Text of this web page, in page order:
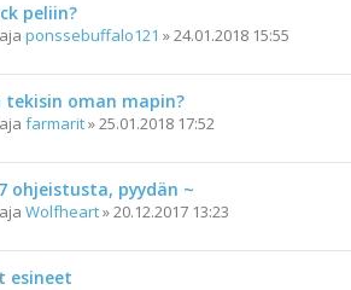
peliin?
ponssebuffalo121 »24.01.2018 15:55
tekisin oman mapin?
farmarit»25.01.2018 17:52
ohjeistusta, pyydän ~
Wolfheart»20.12.2017 13:23
esineet